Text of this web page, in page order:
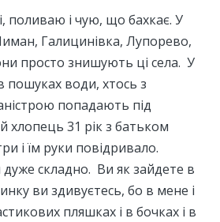
поливаю і чую, що бахкає. У
Галицинівка, Лупорево,
просто знишують ці села. У
пошуках води, хтось з
попадають під
хлопець 31 рік з батьком
і їм руки повідривало.
складно. Ви як зайдете в
ви здивуєтесь, бо в мене і
пляшках і в бочках і в